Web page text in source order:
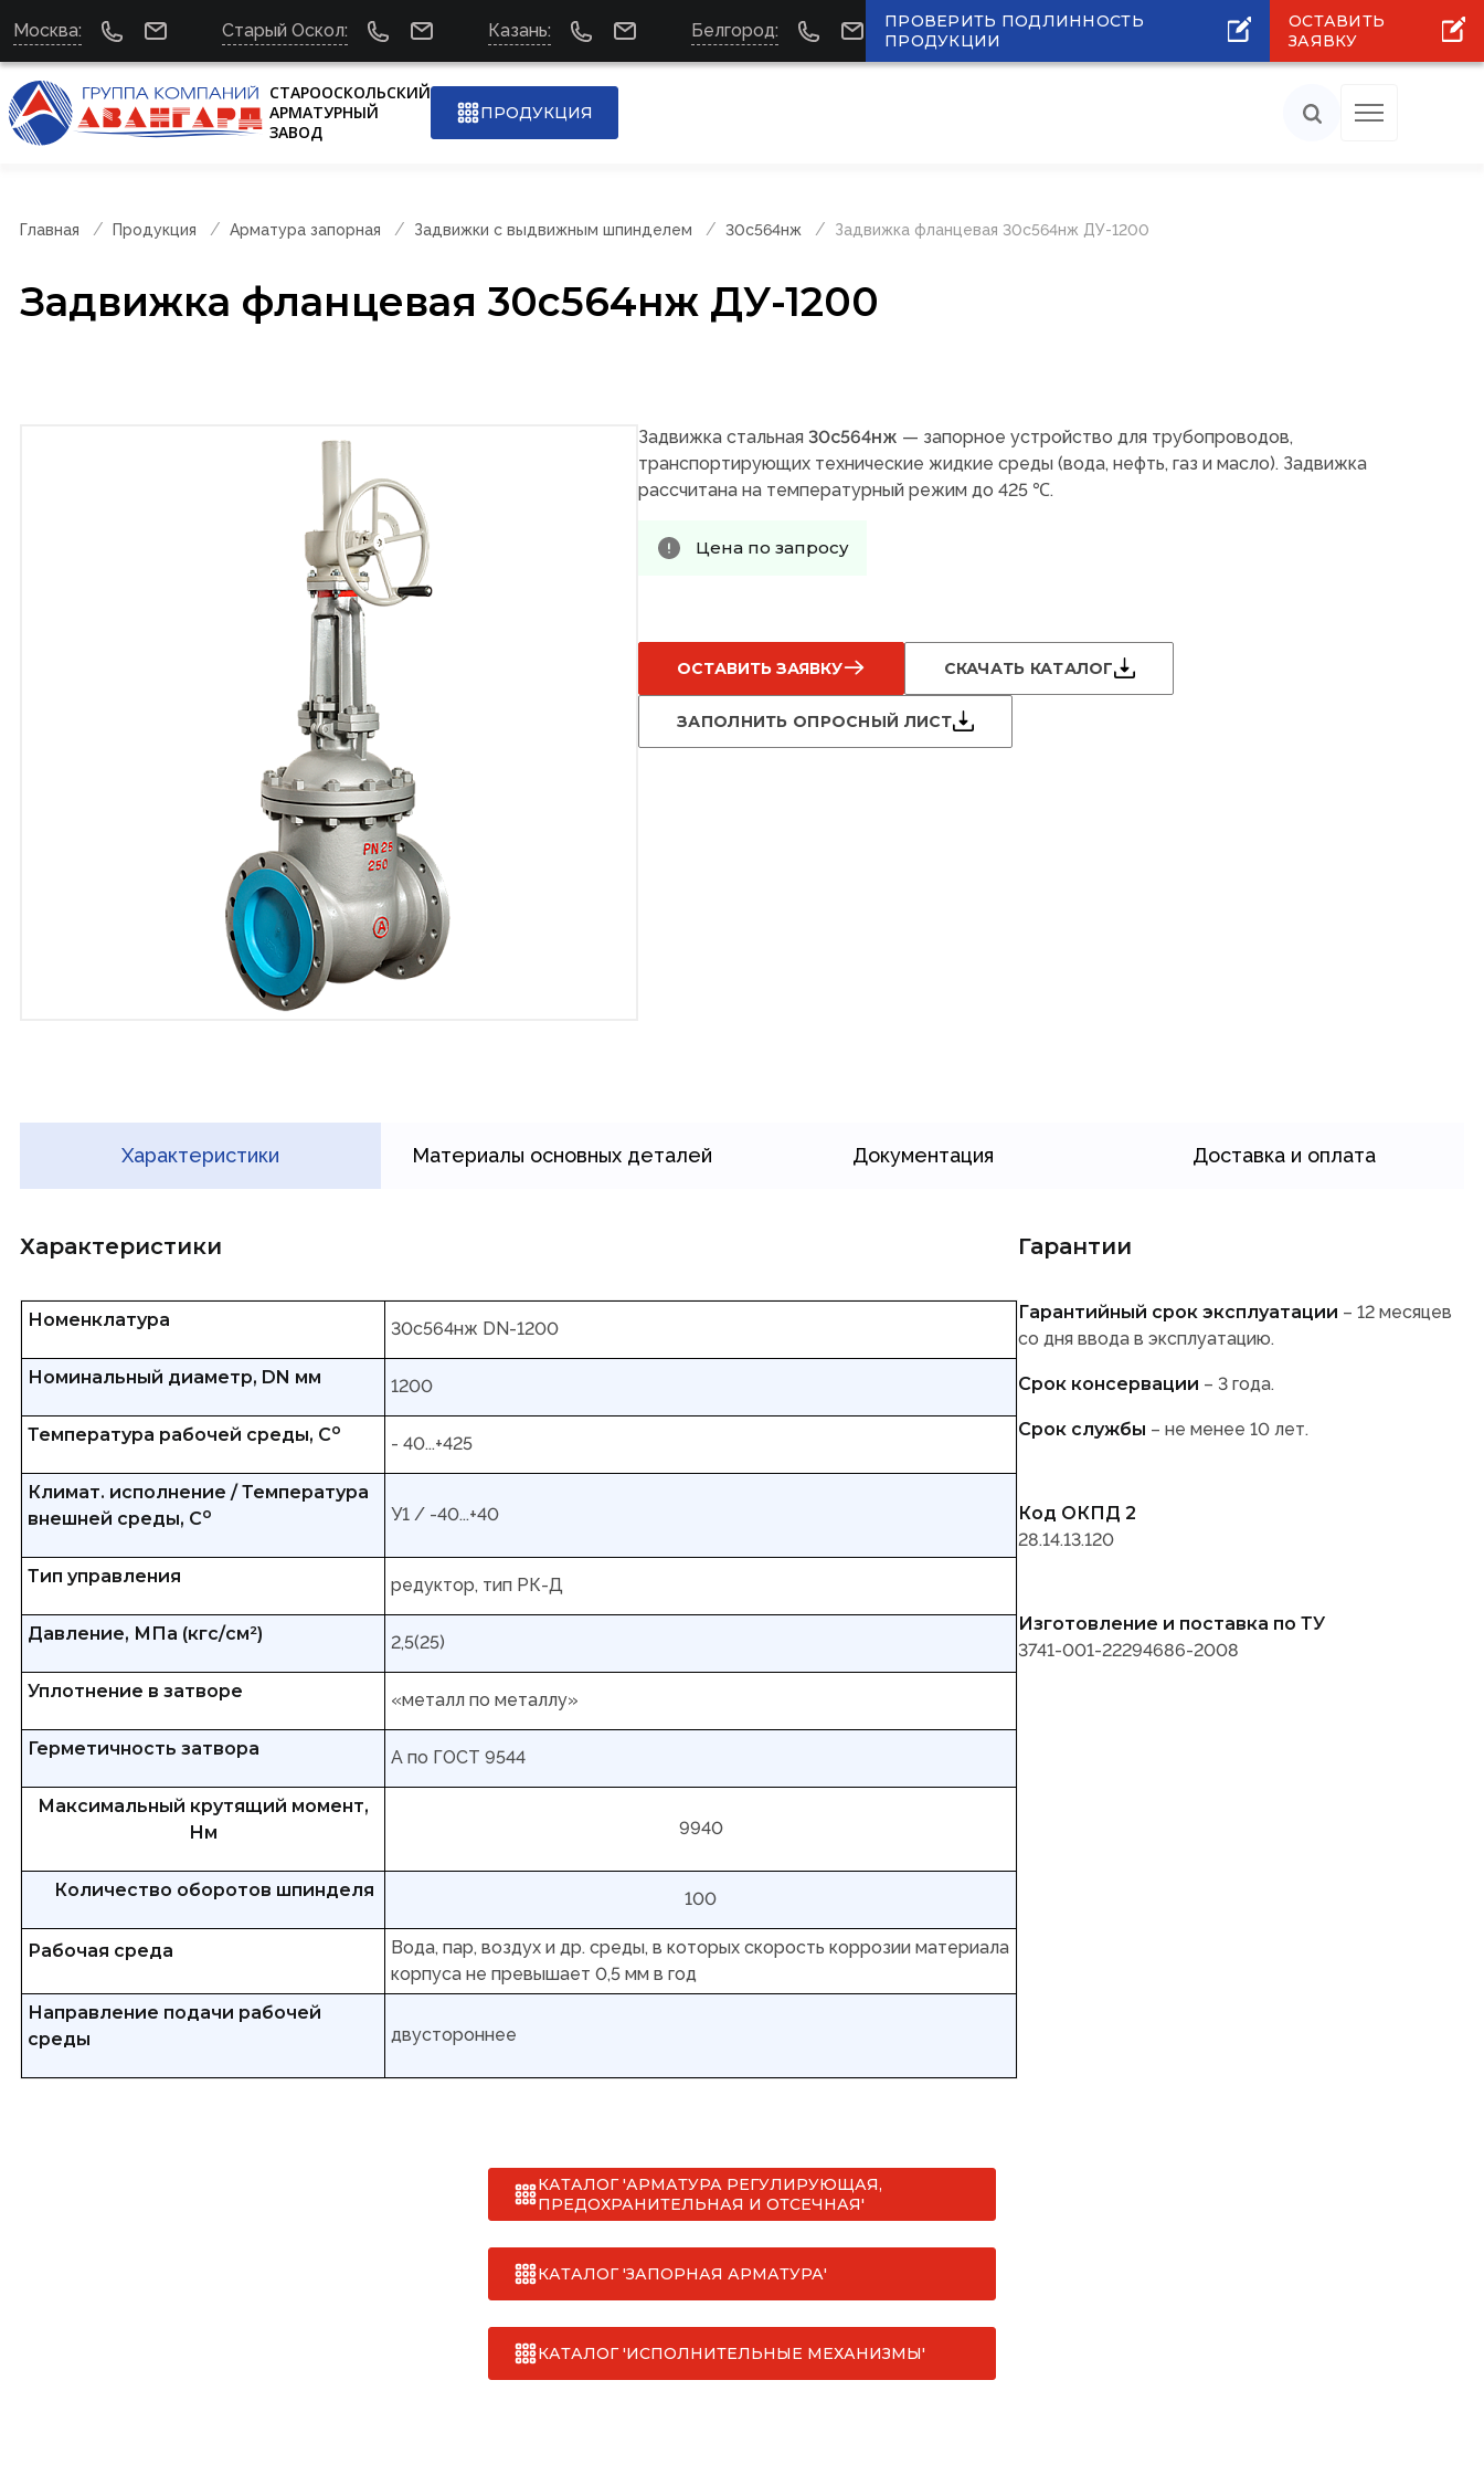
Москва: Старый Оскол: Казань: Белгород:
ПРОВЕРИТЬ ПОДЛИННОСТЬ
ПРОДУКЦИИ
ОСТАВИТЬ
ЗАЯВКУ
СТАРООСКОЛЬСКИЙ
АРМАТУРНЫЙ
ЗАВОД
ПРОДУКЦИЯ
Главная Продукция Арматура запорная Задвижки с выдвижным шпинделем 30с564нж Задвижка фланцевая 30с564нж ДУ-1200
Задвижка фланцевая 30с564нж ДУ-1200
Задвижка стальная 30с564нж — запорное устройство для трубопроводов,
транспортирующих технические жидкие среды (вода, нефть, газ и масло). Задвижка
рассчитана на температурный режим до 425 ℃.
Цена по запросу
ОСТАВИТЬ ЗАЯВКУ СКАЧАТЬ КАТАЛОГ
ЗАПОЛНИТЬ ОПРОСНЫЙ ЛИСТ
Характеристики Материалы основных деталей Документация Доставка и оплата
Характеристики
Номенклатура 30с564нж DN-1200
Номинальный диаметр, DN мм 1200
Температура рабочей среды, Со
- 40...+425
Климат. исполнение / Температура
внешней среды, Со У1 / -40...+40
Тип управления редуктор, тип РК-Д
Давление, МПа (кгс/см²) 2,5(25)
Уплотнение в затворе «металл по металлу»
Герметичность затвора А по ГОСТ 9544
Максимальный крутящий момент,
Нм
9940
Количество оборотов шпинделя 100
Рабочая среда
Вода, пар, воздух и др. среды, в которых скорость коррозии материала
корпуса не превышает 0,5 мм в год
Направление подачи рабочей
среды
двустороннее
Гарантии
Гарантийный срок эксплуатации – 12 месяцев
со дня ввода в эксплуатацию.
Срок консервации – 3 года.
Срок службы – не менее 10 лет.
Код ОКПД 2
28.14.13.120
Изготовление и поставка по ТУ
3741-001-22294686-2008
КАТАЛОГ 'АРМАТУРА РЕГУЛИРУЮЩАЯ,
ПРЕДОХРАНИТЕЛЬНАЯ И ОТСЕЧНАЯ'
КАТАЛОГ 'ЗАПОРНАЯ АРМАТУРА'
КАТАЛОГ 'ИСПОЛНИТЕЛЬНЫЕ МЕХАНИЗМЫ'